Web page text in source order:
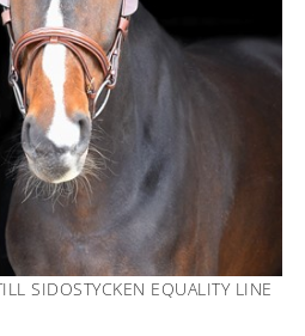
SIDOSTYCKEN EQUALITY LINE